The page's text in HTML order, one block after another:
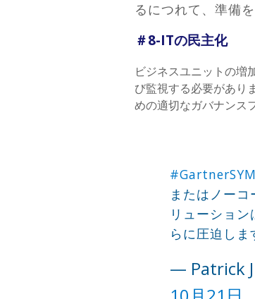
るにつれて、準備
＃8-ITの民主化
ビジネスユニットの増
び監視する必要があり
めの適切なガバナンス
#GartnerSYM
またはノー
リューショ
らに圧迫しま
— Patrick J